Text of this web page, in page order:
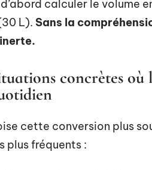
calculer le volume
L). Sans la
concrètes où
cette conversion plus
plus fréquents :